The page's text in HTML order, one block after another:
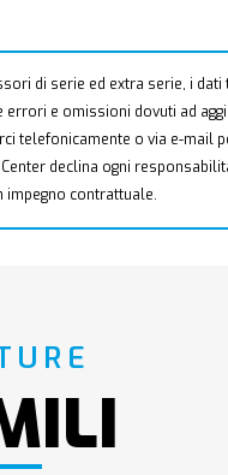
di serie ed extra serie, i
errori e omissioni dovuti ad
telefonicamente o via e-mail
declina ogni
impegno contrattuale.